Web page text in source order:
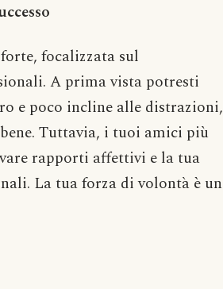
focalizzata sul
A prima vista potresti
e poco incline alle distrazioni,
Tuttavia, i tuoi amici più
rapporti affettivi e la tua
La tua forza di volontà è un